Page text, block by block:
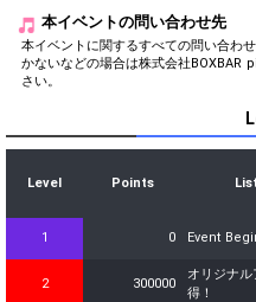
本イベントの問い合わせ先
本イベントに関するすべての問い合わ
かないなどの場合は株式会社
さい。
Level Points
1 0 Event
2 300000
オリジナ
得！